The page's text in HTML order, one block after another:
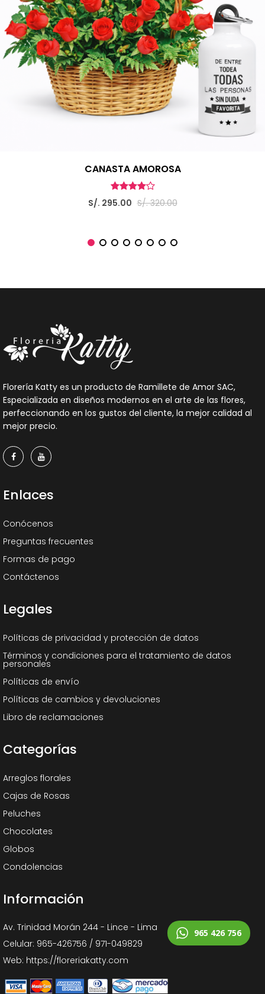
CANASTA AMOROSA
S/. 295.00 S/. 320.00
Florería Katty es un producto de Ramillete de Amor SAC,
Especializada en diseños modernos en el arte de las flores,
perfeccionando en los gustos del cliente, la mejor calidad al
mejor precio.
Enlaces
Conócenos
Preguntas frecuentes
Formas de pago
Contáctenos
Legales
Políticas de privacidad y protección de datos
Términos y condiciones para el tratamiento de datos
personales
Políticas de envío
Políticas de cambios y devoluciones
Libro de reclamaciones
Categorías
Arreglos florales
Cajas de Rosas
Peluches
Chocolates
Globos
Condolencias
Información
Av. Trinidad Morán 244 - Lince - Lima
Celular: 965-426756 / 971-049829
Web: https://floreriakatty.com
965 426 756